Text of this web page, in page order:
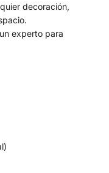
decoración,
experto para